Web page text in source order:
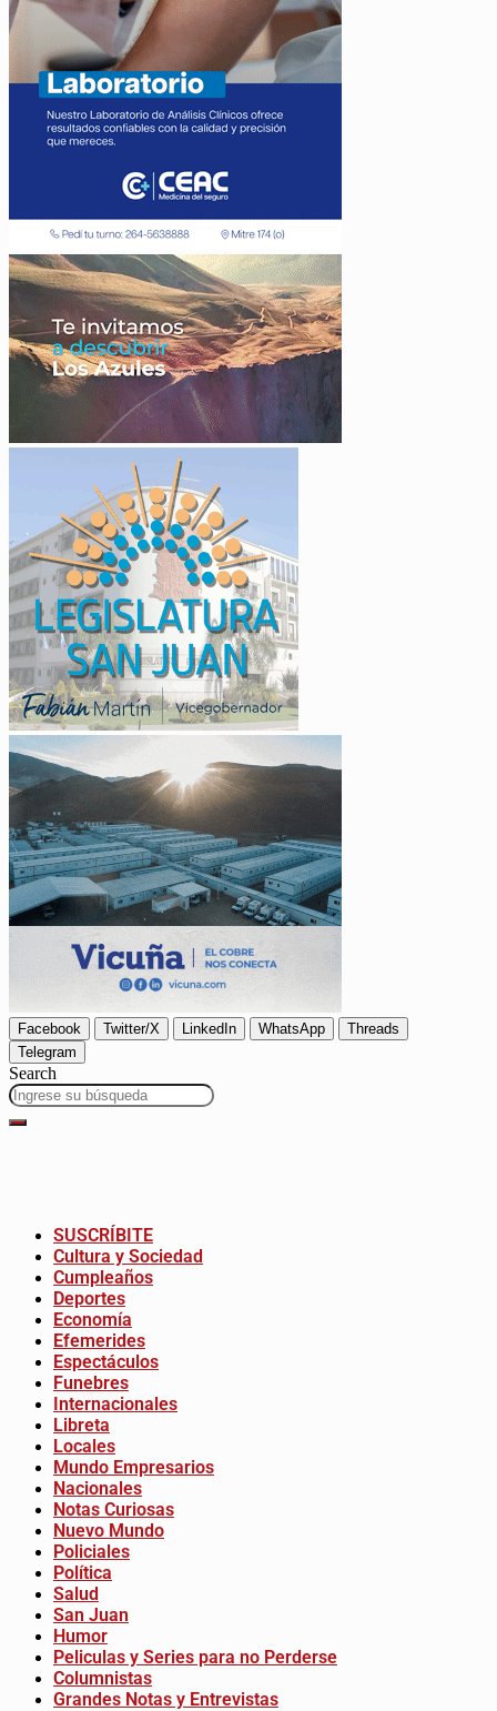
Facebook Twitter/X LinkedIn WhatsApp
Threads
Telegram
Search
SUSCRÍBITE
Cultura y Sociedad
Cumpleaños
Deportes
Economía
Efemerides
Espectáculos
Funebres
Internacionales
Libreta
Locales
Mundo Empresarios
Nacionales
Notas Curiosas
Nuevo Mundo
Policiales
Política
Salud
San Juan
Humor
Peliculas y Series para no Perderse
Columnistas
Grandes Notas y Entrevistas